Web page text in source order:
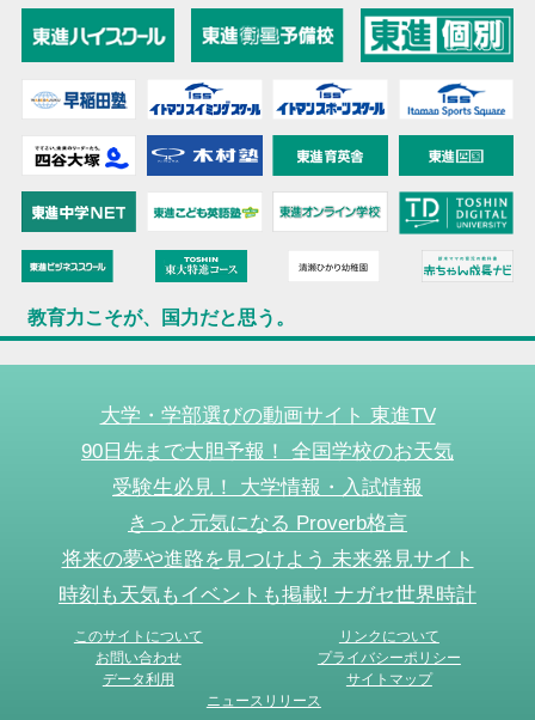
教育力こそが、国力だと思う。
大学・学部選びの動画サイト 東進TV
90日先まで大胆予報！ 全国学校のお天気
受験生必見！ 大学情報・入試情報
きっと元気になる Proverb格言
将来の夢や進路を見つけよう 未来発見サイト
時刻も天気もイベントも掲載! ナガセ世界時計
このサイトについて
リンクについて
お問い合わせ
プライバシーポリシー
データ利用
サイトマップ
ニュースリリース